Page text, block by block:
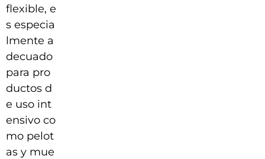
flexible, e
s especia
lmente a
decuado
para pro
ductos d
e uso int
ensivo co
mo pelot
as y mue